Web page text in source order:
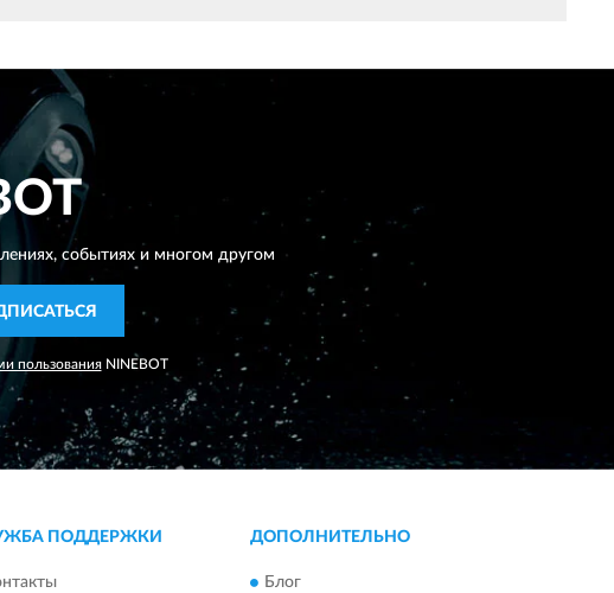
событиях и многом другом
пользованияNINEBOT
ПОДДЕРЖКИ ДОПОЛНИТЕЛЬНО
Блог